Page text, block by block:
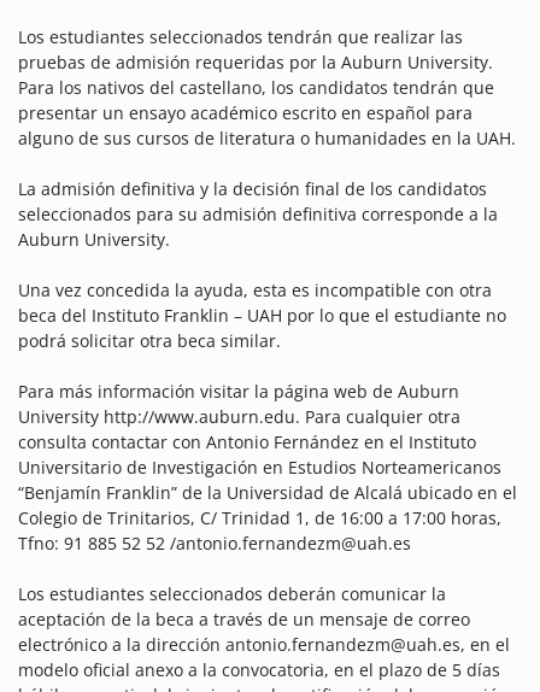
Los estudiantes seleccionados tendrán que realizar las
pruebas de admisión requeridas por la Auburn University.
Para los nativos del castellano, los candidatos tendrán que
presentar un ensayo académico escrito en español para
alguno de sus cursos de literatura o humanidades en la UAH.
La admisión definitiva y la decisión final de los candidatos
seleccionados para su admisión definitiva corresponde a la
Auburn University.
Una vez concedida la ayuda, esta es incompatible con otra
beca del Instituto Franklin – UAH por lo que el estudiante no
podrá solicitar otra beca similar.
Para más información visitar la página web de Auburn
University http://www.auburn.edu. Para cualquier otra
consulta contactar con Antonio Fernández en el Instituto
Universitario de Investigación en Estudios Norteamericanos
“Benjamín Franklin” de la Universidad de Alcalá ubicado en el
Colegio de Trinitarios, C/ Trinidad 1, de 16:00 a 17:00 horas,
Tfno: 91 885 52 52 /antonio.fernandezm@uah.es
Los estudiantes seleccionados deberán comunicar la
aceptación de la beca a través de un mensaje de correo
electrónico a la dirección antonio.fernandezm@uah.es, en el
modelo oficial anexo a la convocatoria, en el plazo de 5 días